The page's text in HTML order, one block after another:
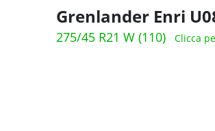
Grenlander Enri
275/45 R21 W (110) Clicca